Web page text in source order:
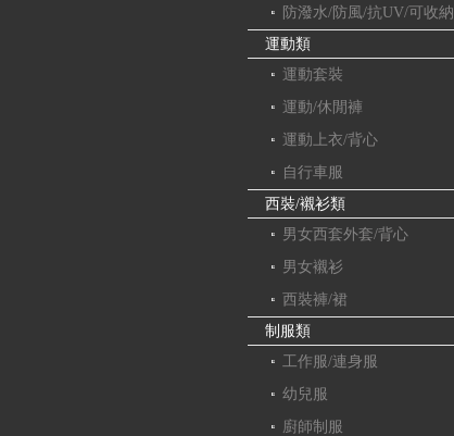
防潑水/防風/抗UV/可收納
運動類
運動套裝
運動/休閒褲
運動上衣/背心
自行車服
西裝/襯衫類
男女西套外套/背心
男女襯衫
西裝褲/裙
制服類
工作服/連身服
幼兒服
廚師制服